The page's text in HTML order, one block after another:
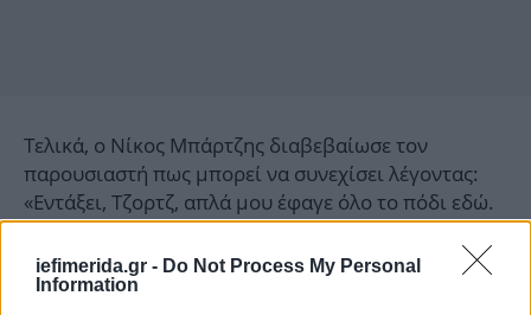
iefimerida.gr - Do Not Process My Personal
Information
Τελικά, ο Νίκος Μπάρτζης διαβεβαίωσε τον
παρουσιαστή πως μπορεί να συνεχίσει λέγοντας:
«Εντάξει, Τζορτζ, απλά μου έφαγε όλο το πόδι εδώ.
Πάμε, πάμε».
Νεύρα για μια ακόμη φορά από τη Μαριαλένα